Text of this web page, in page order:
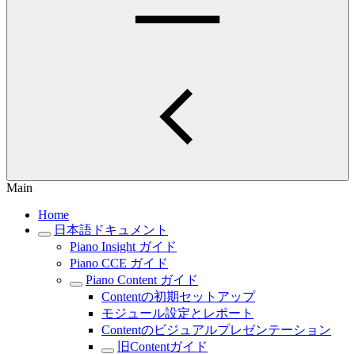
Main
Home
日本語ドキュメント
Piano Insight ガイド
Piano CCE ガイド
Piano Content ガイド
Contentの初期セットアップ
モジュール設定とレポート
Contentのビジュアルプレゼンテーション
旧Contentガイド